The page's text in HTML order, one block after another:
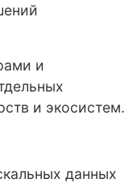
и
и экосистем.
данных